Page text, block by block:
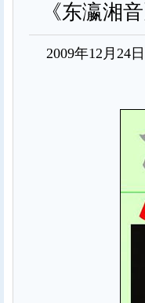
《东瀛湘
2009年12月24